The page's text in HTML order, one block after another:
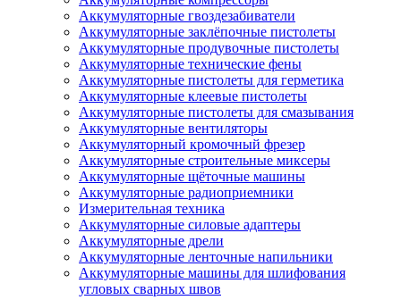
Аккумуляторные гвоздезабиватели
Аккумуляторные заклёпочные пистолеты
Аккумуляторные продувочные пистолеты
Аккумуляторные технические фены
Аккумуляторные пистолеты для герметика
Аккумуляторные клеевые пистолеты
Аккумуляторные пистолеты для смазывания
Аккумуляторные вентиляторы
Аккумуляторный кромочный фрезер
Аккумуляторные строительные миксеры
Аккумуляторные щёточные машины
Аккумуляторные радиоприемники
Измерительная техника
Аккумуляторные силовые адаптеры
Аккумуляторные дрели
Аккумуляторные ленточные напильники
Аккумуляторные машины для шлифования
угловых сварных швов